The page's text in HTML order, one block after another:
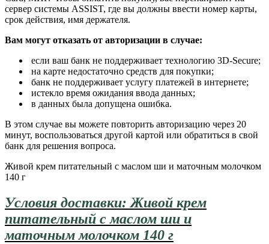
сервер системы ASSIST, где вы должны ввести номер карты,
срок действия, имя держателя.
Вам могут отказать от авторизации в случае:
если ваш банк не поддерживает технологию 3D-Secure;
на карте недостаточно средств для покупки;
банк не поддерживает услугу платежей в интернете;
истекло время ожидания ввода данных;
в данных была допущена ошибка.
В этом случае вы можете повторить авторизацию через 20
минут, воспользоваться другой картой или обратиться в свой
банк для решения вопроса.
Живой крем питательный с маслом ши и маточным молочком
140 г
Условия доставки: Живой крем
питательный с маслом ши и
маточным молочком 140 г